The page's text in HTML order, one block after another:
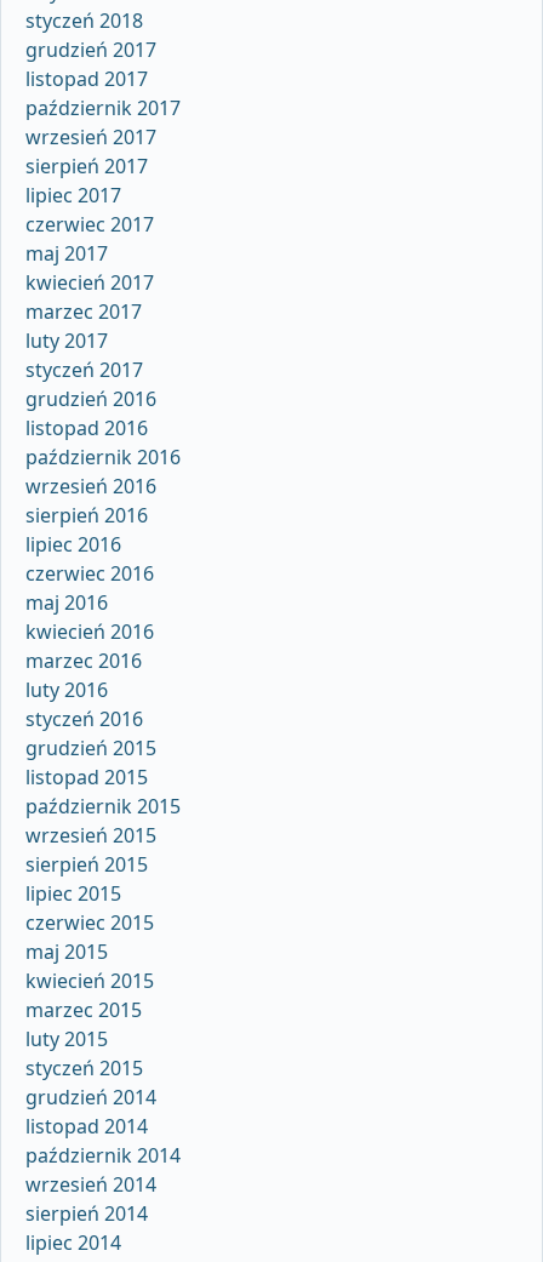
styczeń 2018
grudzień 2017
listopad 2017
październik 2017
wrzesień 2017
sierpień 2017
lipiec 2017
czerwiec 2017
maj 2017
kwiecień 2017
marzec 2017
luty 2017
styczeń 2017
grudzień 2016
listopad 2016
październik 2016
wrzesień 2016
sierpień 2016
lipiec 2016
czerwiec 2016
maj 2016
kwiecień 2016
marzec 2016
luty 2016
styczeń 2016
grudzień 2015
listopad 2015
październik 2015
wrzesień 2015
sierpień 2015
lipiec 2015
czerwiec 2015
maj 2015
kwiecień 2015
marzec 2015
luty 2015
styczeń 2015
grudzień 2014
listopad 2014
październik 2014
wrzesień 2014
sierpień 2014
lipiec 2014